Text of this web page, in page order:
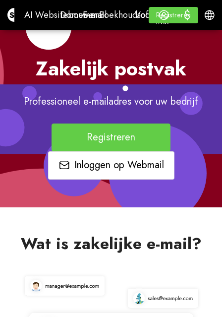
Site.proAI Websitebouwer
AI Websitebouwer
Domeinen
Domeinen
E-mail
E-mailBoekhoudsoftware
BoekhoudsoftwareVoor ResellersWhite
Voor Resellers
WHITE LABEL
Leren
Leren
Registreren
Registreren
Inloggen$
$
Zakelijk postvak
Professioneel e-mailadres voor uw bedrijf
Registreren
Inloggen op Webmail
Wat is zakelijke e-mail?